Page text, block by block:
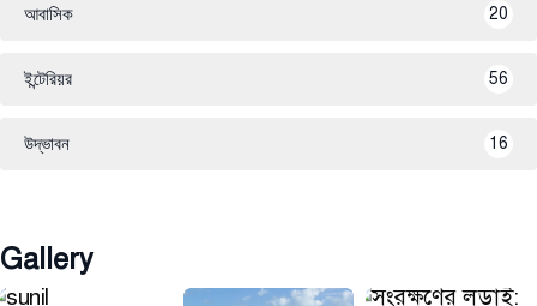
আবাসিক 20
ইন্টেরিয়র 56
উদ্ভাবন 16
Gallery